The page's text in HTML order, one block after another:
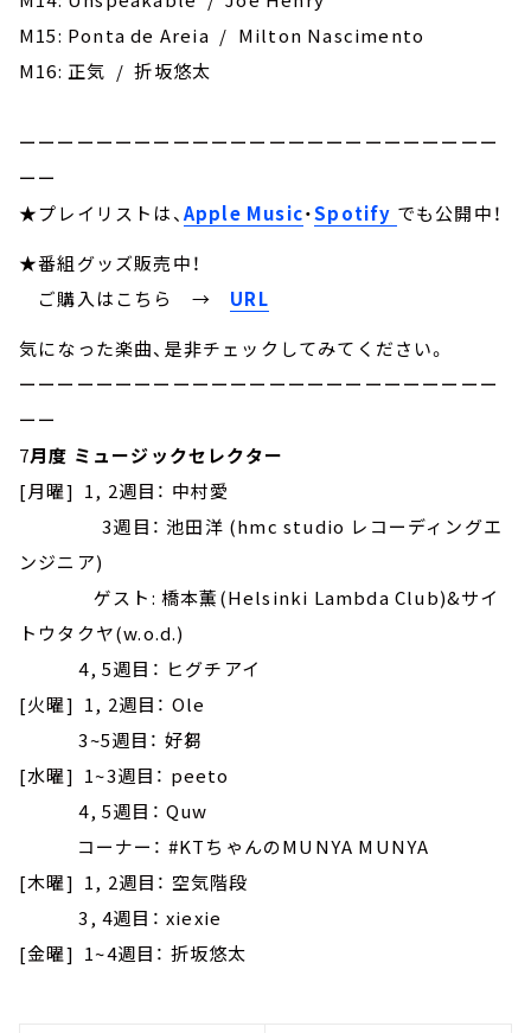
M15: Ponta de Areia / Milton Nascimento
M16: 正気 / 折坂悠太
ーーーーーーーーーーーーーーーーーーーーーーーーー
ーー
★プレイリストは、Apple Music・Spotify でも公開中！
★番組グッズ販売中！
ご購入はこちら → URL
気になった楽曲、是非チェックしてみてください。
ーーーーーーーーーーーーーーーーーーーーーーーーー
ーー
7月度 ミュージックセレクター
[月曜] 1, 2週目： 中村愛
3週目： 池田洋 (hmc studio レコーディングエ
ンジニア)
ゲスト: 橋本薫(Helsinki Lambda Club)&サイ
トウタクヤ(w.o.d.)
4, 5週目： ヒグチアイ
[火曜] 1, 2週目： Ole
3~5週目： 好芻
[水曜] 1~3週目： peeto
4, 5週目： Quw
コーナー： #KTちゃんのMUNYA MUNYA
[木曜] 1, 2週目： 空気階段
3, 4週目： xiexie
[金曜] 1~4週目： 折坂悠太